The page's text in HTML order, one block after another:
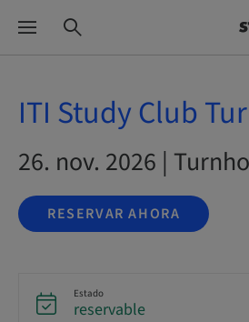
ITI Study Club
26. nov. 2026 |
RESERVAR AHORA
Estado
reservable